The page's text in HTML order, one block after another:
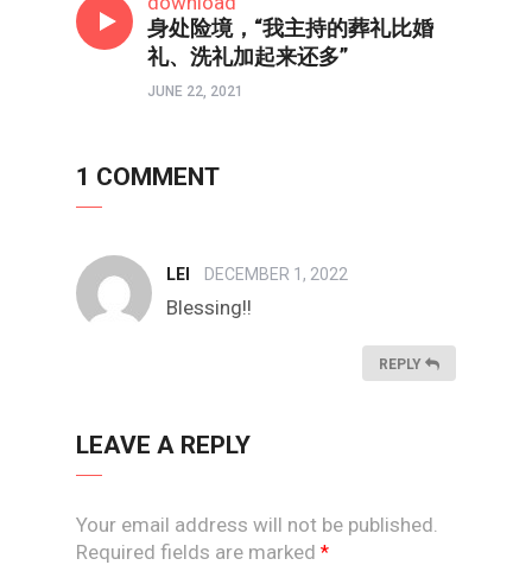
身处险境，“我主持的葬礼比婚
礼、洗礼加起来还多”
JUNE 22, 2021
1 COMMENT
LEI DECEMBER 1, 2022
Blessing!!
REPLY
LEAVE A REPLY
Your email address will not be published.
Required fields are marked *